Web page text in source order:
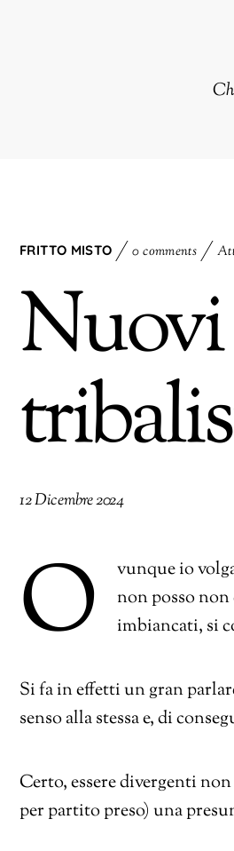
FRITTO MISTO 0 comments
12 Dicembre 2024
O
vunque io
non posso non
imbiancati, si
Si fa in effetti un gran
senso alla stessa e, di
Certo, essere divergenti
per partito preso) una